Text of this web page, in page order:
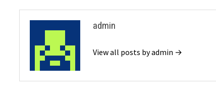
admin
View all posts by admin →